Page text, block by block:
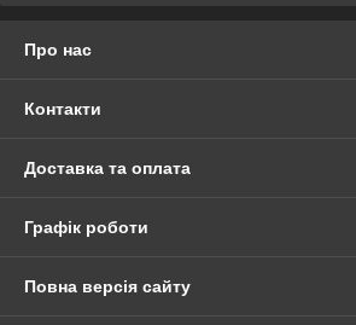
Про нас
Контакти
Доставка та оплата
Графік роботи
Повна версія сайту